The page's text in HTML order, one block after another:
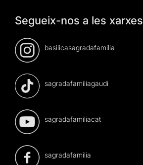
Segueix-nos a les xarxes
basilicasagradafamilia
sagradafamiliagaudi
sagradafamiliacat
sagradafamilia